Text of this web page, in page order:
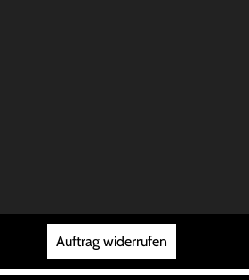
Auftrag widerrufen